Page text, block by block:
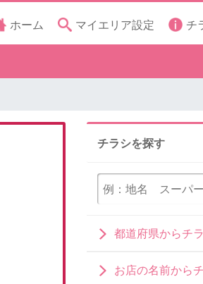
ホーム マイエリア設定 チ
チラシを探す
都道府県からチ
お店の名前から